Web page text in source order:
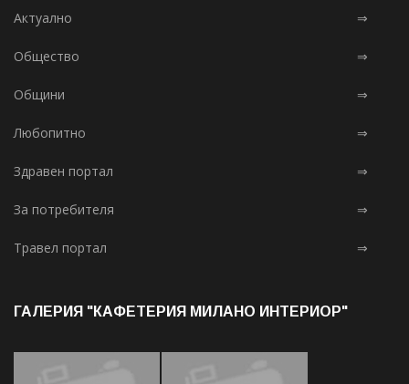
Актуално ⇒
Общество ⇒
Общини ⇒
Любопитно ⇒
Здравен портал ⇒
За потребителя ⇒
Травел портал ⇒
ГАЛЕРИЯ "КАФЕТЕРИЯ МИЛАНО ИНТЕРИОР"